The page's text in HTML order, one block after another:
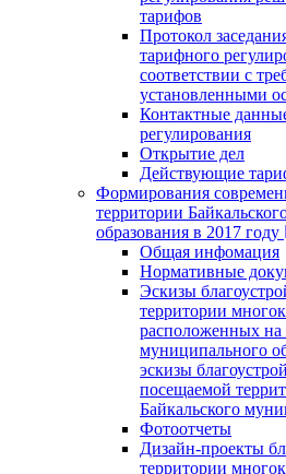
тарифов
Протокол
тарифного
соответствии с
установленными
Контактные
регулирования
Открытие дел
Действующие
Формирования
территории
образования в 2017 году
Общая инфомация
Нормативные
Эскизы
территории
расположенных на
муниципального
эскизы
посещаемой
Байкальского
Фотоотчеты
Дизайн-проекты
территории